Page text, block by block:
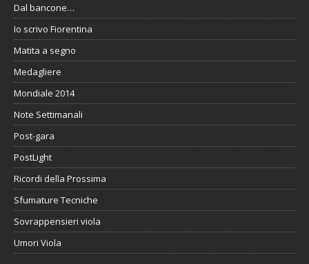
Dal bancone…
Io scrivo Fiorentina
Matita a segno
Medagliere
Mondiale 2014
Note Settimanali
Post-gara
PostLight
Ricordi della Prossima
Sfumature Tecniche
Sovrappensieri viola
Umori Viola